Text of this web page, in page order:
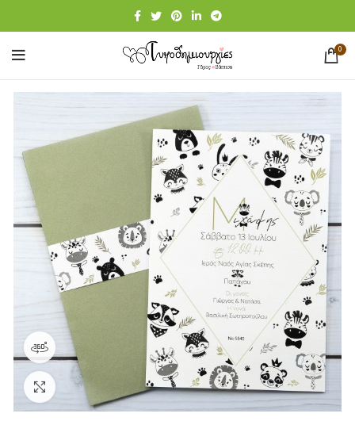
0
360 product view
Click to enlarge